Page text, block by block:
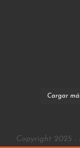
Cargar
Copyright 2025 -